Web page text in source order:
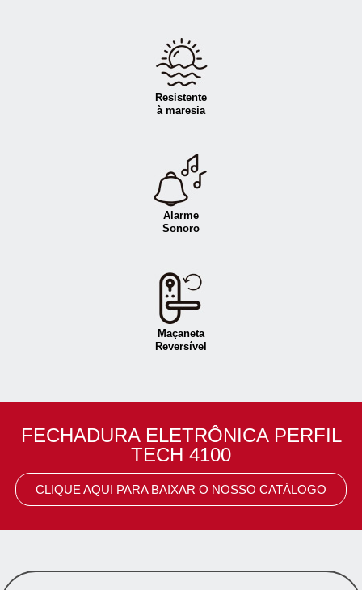
Resistente
à maresia
Alarme
Sonoro
Maçaneta
Reversível
FECHADURA ELETRÔNICA PERFIL
TECH 4100
CLIQUE AQUI PARA BAIXAR O NOSSO CATÁLOGO